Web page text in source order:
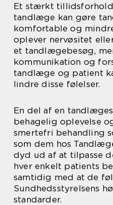
Et stærkt
tandlæge kan gøre
komfortable og
oplever nervøsitet
et tandlægebesøg,
kommunikation og
tandlæge og patient
lindre disse følelser.
En del af en
behagelig oplevelse
smertefri behandling
som dem hos
dyd ud af at tilpasse
hver enkelt patients
samtidig med at de
Sundhedsstyrelsens
standarder.